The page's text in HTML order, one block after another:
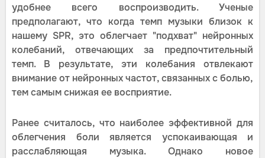
удобнее всего воспроизводить. Ученые
предполагают, что когда темп музыки близок к
нашему SPR, это облегчает "подхват" нейронных
колебаний, отвечающих за предпочтительный
темп. В результате, эти колебания отвлекают
внимание от нейронных частот, связанных с болью,
тем самым снижая ее восприятие.
Ранее считалось, что наиболее эффективной для
облегчения боли является успокаивающая и
расслабляющая музыка. Однако новое